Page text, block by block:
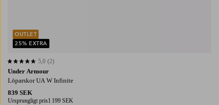
Under Armour
Löparskor UA W Infinite
839 SEK
Ursprungligt pris1 199 SEK
5,0 baserat på 2 st betyg
5,0 (2)
OUTLET
25% EXTRA